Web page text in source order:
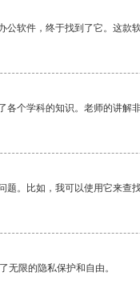
公软件，终于找到了它。这
各个学科的知识。老师的讲解
题。比如，我可以使用它来查
无限的隐私保护和自由。